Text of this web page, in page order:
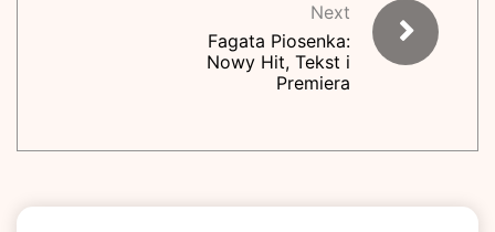
Next
Fagata Piosenka:
Nowy Hit, Tekst i
Premiera